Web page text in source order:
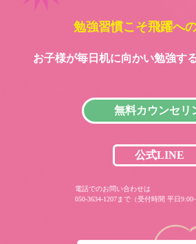
勉強習慣こそ飛躍へ
お子様が毎日机に向かい勉強す
無料カウンセリ
公式LINE
電話でのお問い合わせは
050-3634-1207まで（受付時間 平日